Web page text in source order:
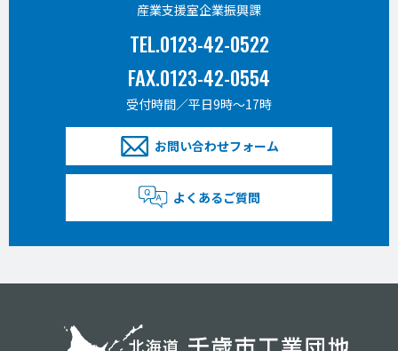
産業支援室企業振興課
TEL.0123-42-0522
FAX.0123-42-0554
受付時間／平日9時〜17時
お問い合わせフォーム
よくあるご質問